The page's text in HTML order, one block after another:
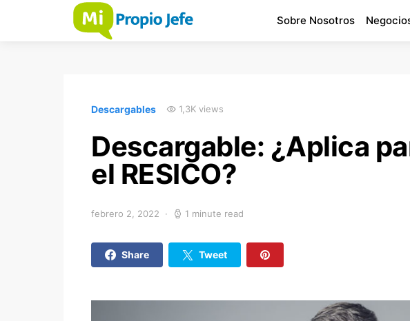
Sobre Nosotros
Descargables 1,3K views
Descargable: ¿Aplica
el RESICO?
febrero 2, 2022 1 minute read
Share Tweet